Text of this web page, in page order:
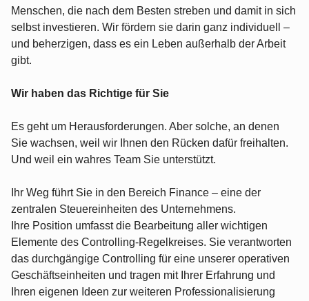
Menschen, die nach dem Besten streben und damit in sich
selbst investieren. Wir fördern sie darin ganz individuell –
und beherzigen, dass es ein Leben außerhalb der Arbeit
gibt.
Wir haben das Richtige für Sie
Es geht um Herausforderungen. Aber solche, an denen
Sie wachsen, weil wir Ihnen den Rücken dafür freihalten.
Und weil ein wahres Team Sie unterstützt.
Ihr Weg führt Sie in den Bereich Finance – eine der
zentralen Steuereinheiten des Unternehmens.
Ihre Position umfasst die Bearbeitung aller wichtigen
Elemente des Controlling-Regelkreises. Sie verantworten
das durchgängige Controlling für eine unserer operativen
Geschäftseinheiten und tragen mit Ihrer Erfahrung und
Ihren eigenen Ideen zur weiteren Professionalisierung